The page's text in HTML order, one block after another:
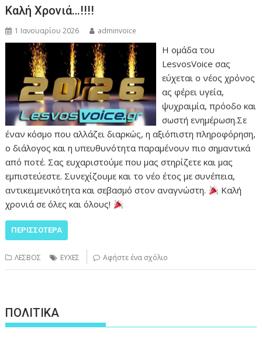
Καλή Χρονιά…!!!!
1 Ιανουαρίου 2026 adminvoice
Η ομάδα του
LesvosVoice σας
εύχεται ο νέος χρόνος
ας φέρει υγεία,
ψυχραιμία, πρόοδο και
σωστή ενημέρωση.Σε
έναν κόσμο που αλλάζει διαρκώς, η αξιόπιστη πληροφόρηση,
ο διάλογος και η υπευθυνότητα παραμένουν πιο σημαντικά
από ποτέ. Σας ευχαριστούμε που μας στηρίζετε και μας
εμπιστεύεστε. Συνεχίζουμε και το νέο έτος με συνέπεια,
αντικειμενικότητα και σεβασμό στον αναγνώστη.
Καλή
χρονιά σε όλες και όλους!
ΠΕΡΙΣΣΌΤΕΡΑ
ΛΕΣΒΟΣ ΕΥΧΕΣ Αφήστε ένα σχόλιο
ΠΟΛΙΤΙΚΑ